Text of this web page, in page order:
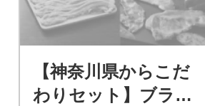
【神奈川県からこだ
わりセット】ブラン